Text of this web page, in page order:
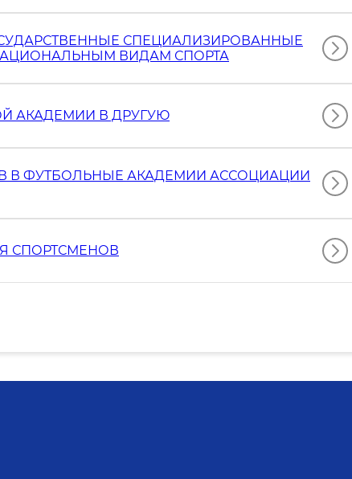
СПЕЦИАЛИЗИРОВАННЫЕ
ВИДАМ СПОРТА
АКАДЕМИИ В ДРУГУЮ
В ФУТБОЛЬНЫЕ АКАДЕМИИ АССОЦИАЦИИ
СПОРТСМЕНОВ